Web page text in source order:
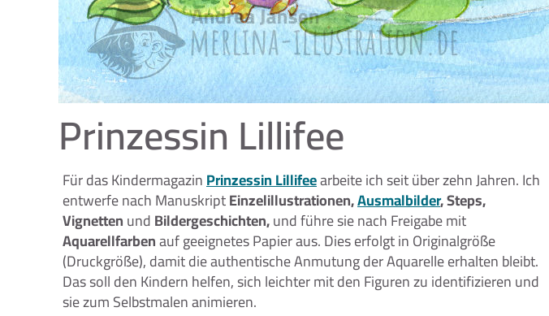
Prinzessin Lillifee
Für das KindermagazinPrinzessin Lillifeearbeite ich seit über zehn Jahren. Ich
entwerfe nach ManuskriptEinzelillustrationen,Ausmalbilder, Steps,
VignettenundBildergeschichten,und führe sie nach Freigabe mit
Aquarellfarbenauf geeignetes Papier aus. Dies erfolgt in Originalgröße
(Druckgröße), damit die authentische Anmutung der Aquarelle erhalten bleibt.
Das soll den Kindern helfen, sich leichter mit den Figuren zu identifizieren und
sie zum Selbstmalen animieren.